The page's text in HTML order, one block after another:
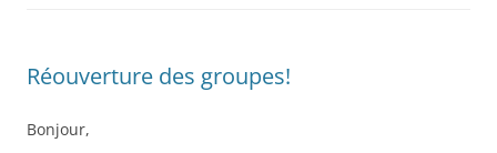
Réouverture des groupes!
Bonjour,